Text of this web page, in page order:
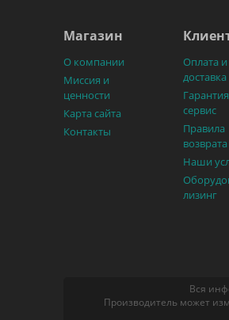
Магазин
О компании
Миссия и
ценности
Карта сайта
Контакты
Оплата и
доставка
сервис
Правила
возврата
Наши
лизинг
Вся
Производитель может